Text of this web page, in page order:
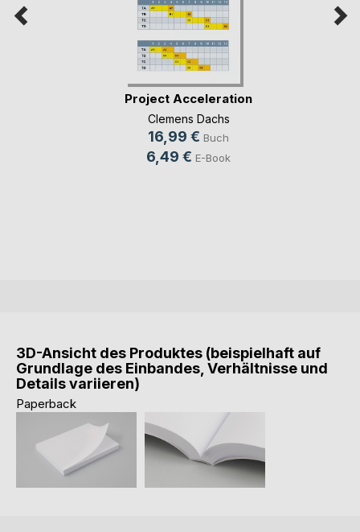
Project Acceleration
Clemens Dachs
16,99 € Buch
6,49 € E-Book
3D-Ansicht des Produktes (beispielhaft auf
Grundlage des Einbandes, Verhältnisse und
Details variieren)
Paperback